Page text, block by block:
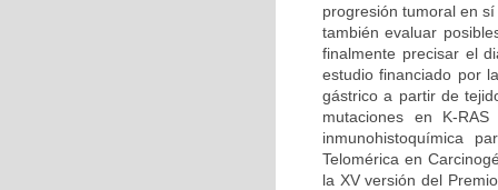
progresión tumoral en
también evaluar
finalmente precisar el
estudio financiado por
gástrico a partir de
mutaciones en K-
inmunohistoquímica
Telomérica en
la XV versión del